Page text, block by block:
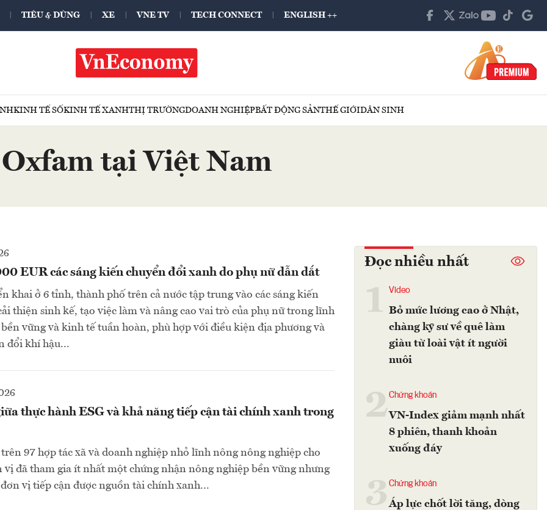
TIÊU & DÙNG XE VNE TV TECH CONNECT ENGLISH ++
KINH TẾ SỐKINH TẾ XANHTHỊ TRƯỜNGDOANH NGHIỆPBẤT ĐỘNG SẢNTHẾ GIỚIDÂN SINH
Oxfam tại Việt Nam
EUR các sáng kiến chuyển đổi xanh do phụ nữ dẫn dắt
khai ở 6 tỉnh, thành phố trên cả nước tập trung vào các sáng kiến
thiện sinh kế, tạo việc làm và nâng cao vai trò của phụ nữ trong lĩnh
vững và kinh tế tuần hoàn, phù hợp với điều kiện địa phương và
đổi khí hậu...
thực hành ESG và khả năng tiếp cận tài chính xanh trong
97 hợp tác xã và doanh nghiệp nhỏ lĩnh nông nông nghiệp cho
vị đã tham gia ít nhất một chứng nhận nông nghiệp bền vững nhưng
vị tiếp cận được nguồn tài chính xanh...
Đọc nhiều nhất
Video
Bỏ mức lương cao ở Nhật,
chàng kỹ sư về quê làm
giàu từ loài vật ít người
nuôi
2Chứng khoán
VN-Index giảm mạnh nhất
8 phiên, thanh khoản
xuống đáy
Chứng khoán
Áp lực chốt lời tăng, dòng